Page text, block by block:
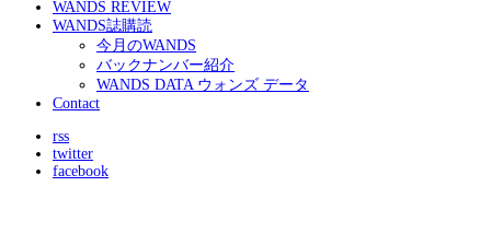
WANDS REVIEW
WANDS誌購読
今月のWANDS
バックナンバー紹介
WANDS DATA ウォンズ データ
Contact
rss
twitter
facebook